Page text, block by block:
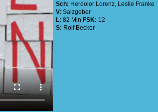
Sch: Herdolor Lorenz, Leslie Franke
V: Salzgeber
L: 82 Min FSK: 12
S: Rolf Becker